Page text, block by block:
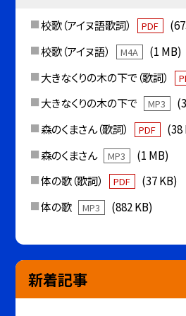
校歌（アイヌ語歌詞） PDF
校歌（アイヌ語）
M4A
(1 MB)
大きなくりの木の下で（歌詞）
大きなくりの木の下で
MP3
森のくまさん（歌詞）
PDF
(38
森のくまさん
MP3
(1 MB)
体の歌（歌詞）
PDF
(37 KB)
体の歌
MP3 (882 KB)
新着記事